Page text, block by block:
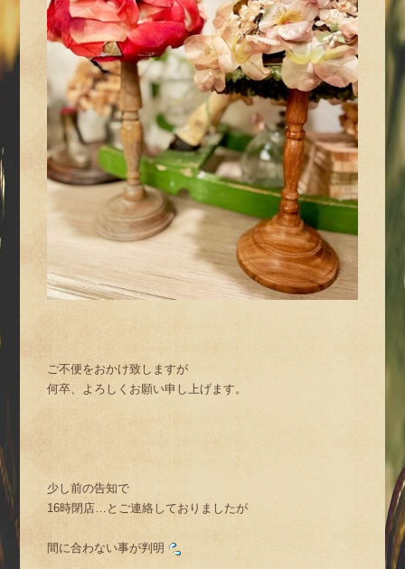
ご不便をおかけ致しますが
何卒、よろしくお願い申し上げます。
少し前の告知で
16時閉店…とご連絡しておりましたが
間に合わない事が判明